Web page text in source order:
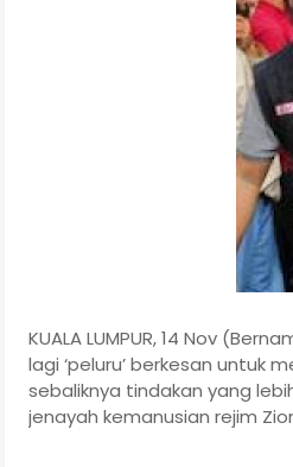
KUALA LUMPUR, 14 Nov
lagi ‘peluru’ berkesan untuk
sebaliknya tindakan yang
jenayah kemanusian rejim